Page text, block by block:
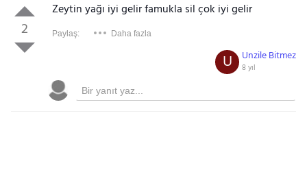
2
Zeytin yağı iyi gelir famukla sil çok iyi gelir
Paylaş: Daha fazla
Unzile Bitmez
8 yıl
U